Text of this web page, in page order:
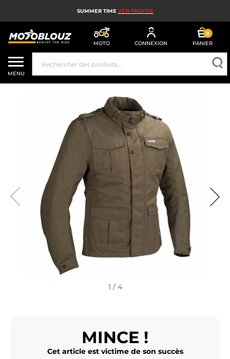
SUMMER TIME J'EN PROFITE
MOTO CONNEXION
0
PANIER
CASQUE MOTO
ÉQUIPEMENT MOTO HOMME
ÉQUIPEMENT MOTO FEMME
MX, ENDURO ET TRIAL
HIGH TECH MOTO
AIRBAG MOTO
PIÈCES MOTO ET OUTILLAGE
ACCESSOIRES MOTO
BAGAGERIE MOTO
PNEUS MOTO
SPORTSWEAR
CARTES CADEAUX
FR | EUR € — MODIFIER
MENU
1 / 4
MINCE !
Cet article est victime de son succès